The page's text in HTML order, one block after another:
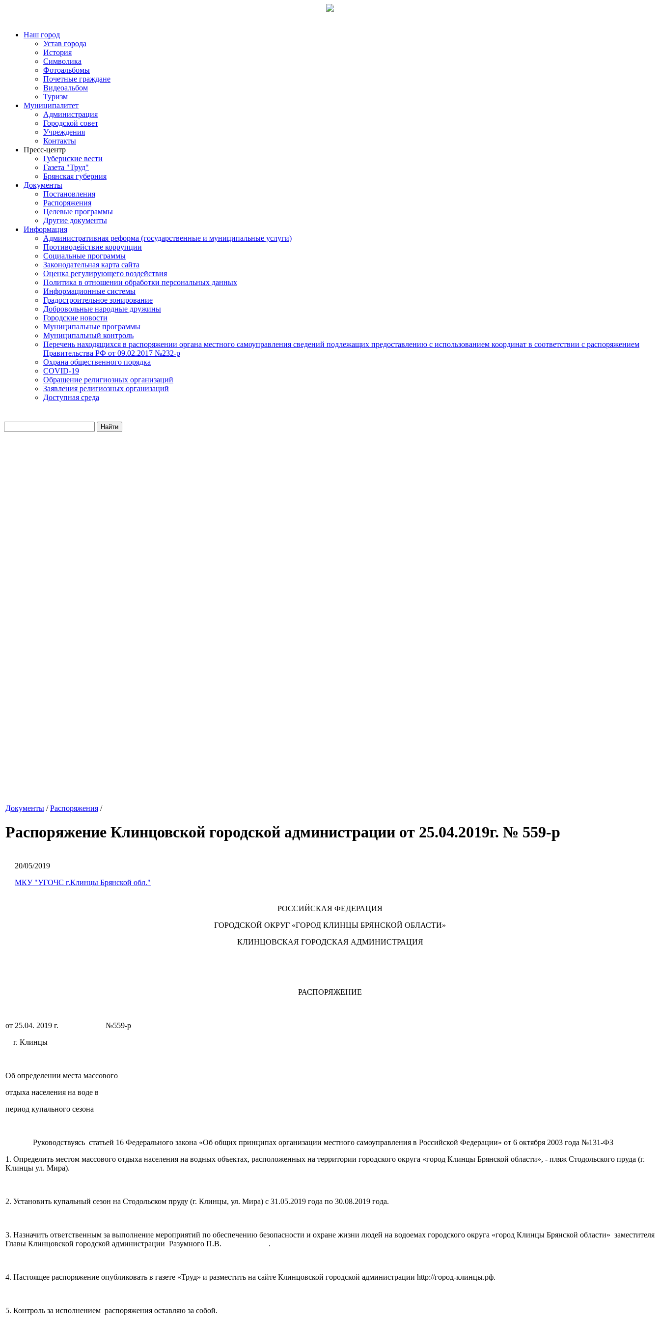
Наш город
Устав города
История
Символика
Фотоальбомы
Почетные граждане
Видеоальбом
Туризм
Муниципалитет
Администрация
Городской совет
Учреждения
Контакты
Пресс-центр
Губернские вести
Газета "Труд"
Брянская губерния
Документы
Постановления
Распоряжения
Целевые программы
Другие документы
Информация
Административная реформа (государственные и муниципальные услуги)
Противодействие коррупции
Социальные программы
Законодательная карта сайта
Оценка регулирующего воздействия
Политика в отношении обработки персональных данных
Информационные системы
Градостроительное зонирование
Добровольные народные дружины
Городские новости
Муниципальные программы
Муниципальный контроль
Перечень находящихся в распоряжении органа местного самоуправления сведений подлежащих предоставлению с использованием координат в соответствии с распоряжением
Правительства РФ от 09.02.2017 №232-р
Охрана общественного порядка
COVID-19
Обращение религиозных организаций
Заявления религиозных организаций
Доступная среда
Найти
Документы /Распоряжения /
Распоряжение Клинцовской городской администрации от 25.04.2019г. № 559-р
20/05/2019
МКУ "УГОЧС г.Клинцы Брянской обл."
РОССИЙСКАЯ ФЕДЕРАЦИЯ
ГОРОДСКОЙ ОКРУГ «ГОРОД КЛИНЦЫ БРЯНСКОЙ ОБЛАСТИ»
КЛИНЦОВСКАЯ ГОРОДСКАЯ АДМИНИСТРАЦИЯ
РАСПОРЯЖЕНИЕ
от 25.04. 2019 г. №559-р
г. Клинцы
Об определении места массового
отдыха населения на воде в
период купального сезона
Руководствуясь статьей 16 Федерального закона «Об общих принципах организации местного самоуправления в Российской Федерации» от 6 октября 2003 года №131-ФЗ
1. Определить местом массового отдыха населения на водных объектах, расположенных на территории городского округа «город Клинцы Брянской области», - пляж Стодольского пруда (г.
Клинцы ул. Мира).
2. Установить купальный сезон на Стодольском пруду (г. Клинцы, ул. Мира) с 31.05.2019 года по 30.08.2019 года.
3. Назначить ответственным за выполнение мероприятий по обеспечению безопасности и охране жизни людей на водоемах городского округа «город Клинцы Брянской области» заместителя
Главы Клинцовской городской администрации Разумного П.В. .
4. Настоящее распоряжение опубликовать в газете «Труд» и разместить на сайте Клинцовской городской администрации http://город-клинцы.рф.
5. Контроль за исполнением распоряжения оставляю за собой.